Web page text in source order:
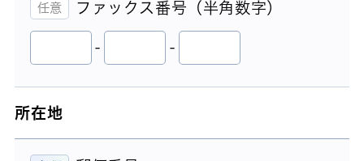
ファックス番号（半角数字）
- -
所在地